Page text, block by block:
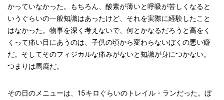
かっていなかった。もちろん、酸素が薄いと呼吸が苦しくなると
いうぐらいの一般知識はあったけど、それを実際に経験したこと
はなかった。物事を深く考えないで、何とかなるだろうと高をく
くって痛い目にあうのは、子供の頃から変わらないぼくの悪い癖
だ。そしてそのフィジカルな痛みがないと知識が身につかない。
つまりは馬鹿だ。
その日のメニューは、15キロぐらいのトレイル・ランだった。ぼ